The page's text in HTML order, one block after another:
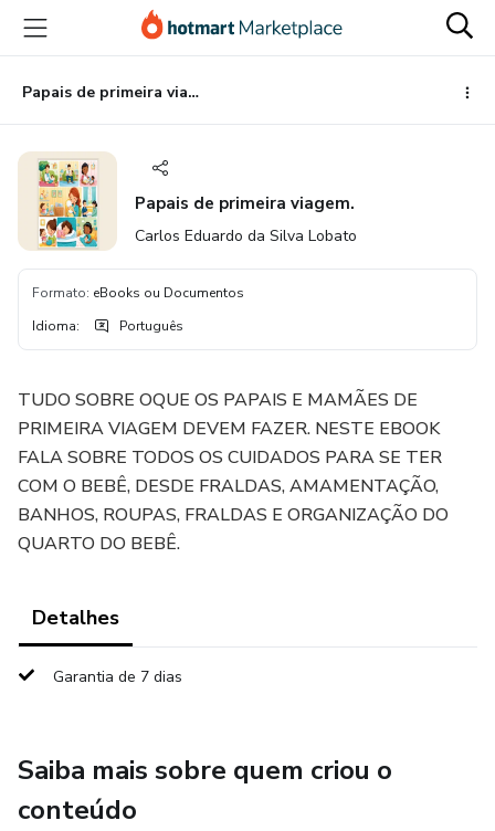
para
conteúdo
principal
para
pagamento
para
rodapé
Papais de primeira viagem.
Papais de primeira viagem.
Carlos Eduardo da Silva Lobato
Formato: eBooks ou Documentos
Idioma: Português
TUDO SOBRE OQUE OS PAPAIS E MAMÃES DE
PRIMEIRA VIAGEM DEVEM FAZER. NESTE EBOOK
FALA SOBRE TODOS OS CUIDADOS PARA SE TER
COM O BEBÊ, DESDE FRALDAS, AMAMENTAÇÃO,
BANHOS, ROUPAS, FRALDAS E ORGANIZAÇÃO DO
QUARTO DO BEBÊ.
Detalhes
Garantia de 7 dias
Saiba mais sobre quem criou o
conteúdo